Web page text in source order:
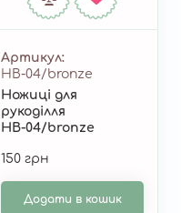
Артикул
НВ-04/bronze
Ножиці для
рукоділля
НВ-04/bronze
150 грн
Додати в кошик